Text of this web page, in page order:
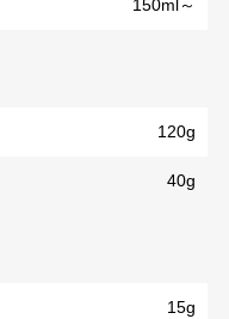
150ml～
120g
40g
15g